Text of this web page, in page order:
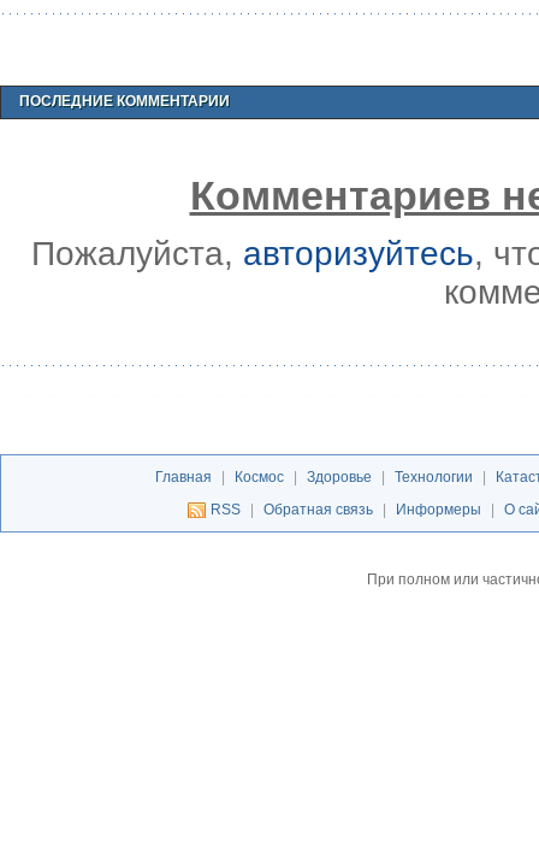
ПОСЛЕДНИЕ КОММЕНТАРИИ
Комментариев
Пожалуйста, авторизуйтесь,
Главная | Космос | Здоровье | Технологии |
RSS
| Обратная связь | Информеры | О
При полном или